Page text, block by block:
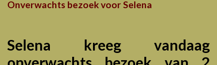
Onverwachts bezoek voor Selena
Selena kreeg vandaag